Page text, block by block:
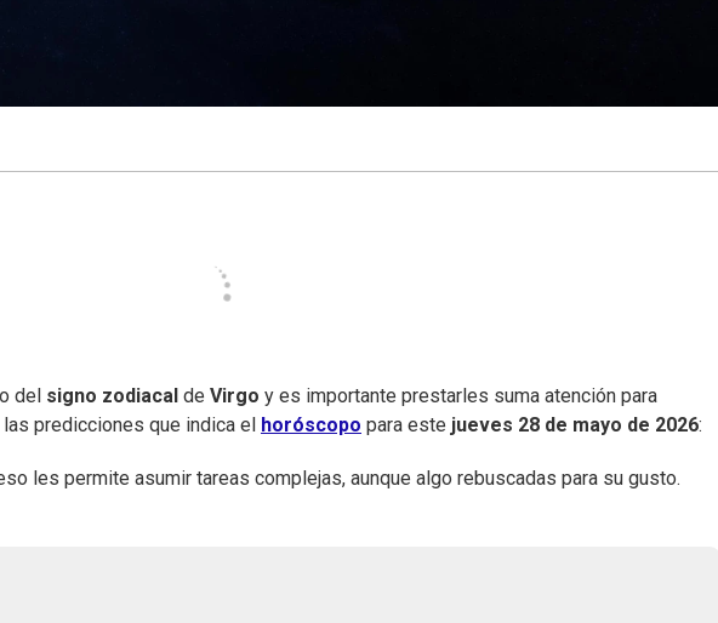
del signo zodiacal de Virgo y es importante prestarles suma atención para
predicciones que indica el
horóscopo para este jueves 28 de mayo de 2026:
les permite asumir tareas complejas, aunque algo rebuscadas para su gusto.